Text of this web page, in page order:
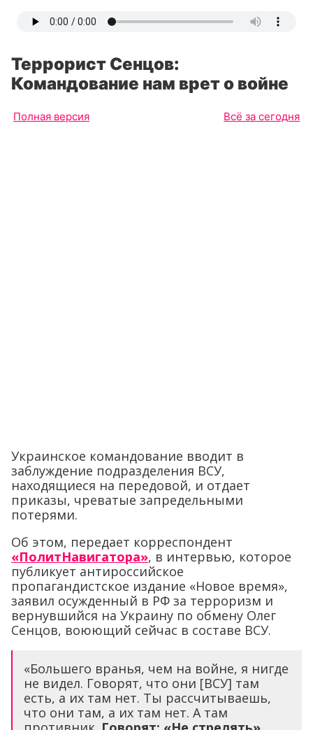
Террорист Сенцов:
Командование нам врет о войне
Полная версия Всё за сегодня
Украинское командование вводит в
заблуждение подразделения ВСУ,
находящиеся на передовой, и отдает
приказы, чреватые запредельными
потерями.
Об этом, передает корреспондент
«ПолитНавигатора», в интервью, которое
публикует антироссийское
пропагандистское издание «Новое время»,
заявил осужденный в РФ за терроризм и
вернувшийся на Украину по обмену Олег
Сенцов, воюющий сейчас в составе ВСУ.
«Большего вранья, чем на войне, я нигде
не видел. Говорят, что они [ВСУ] там
есть, а их там нет. Ты рассчитываешь,
что они там, а их там нет. А там